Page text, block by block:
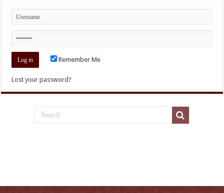
Remember Me
Lost your password?